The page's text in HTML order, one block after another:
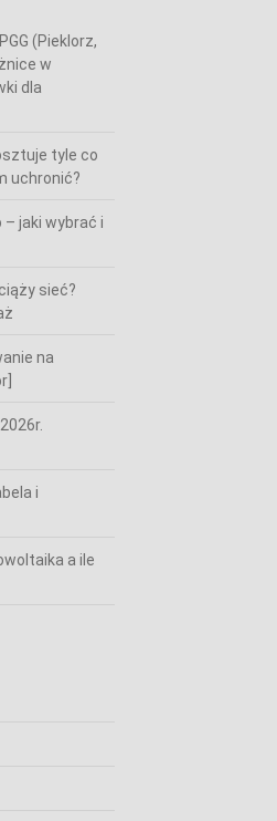
(Pieklorz,
w
dla
tyle co
uchronić?
– jaki wybrać i
sieć?
na
i
a ile